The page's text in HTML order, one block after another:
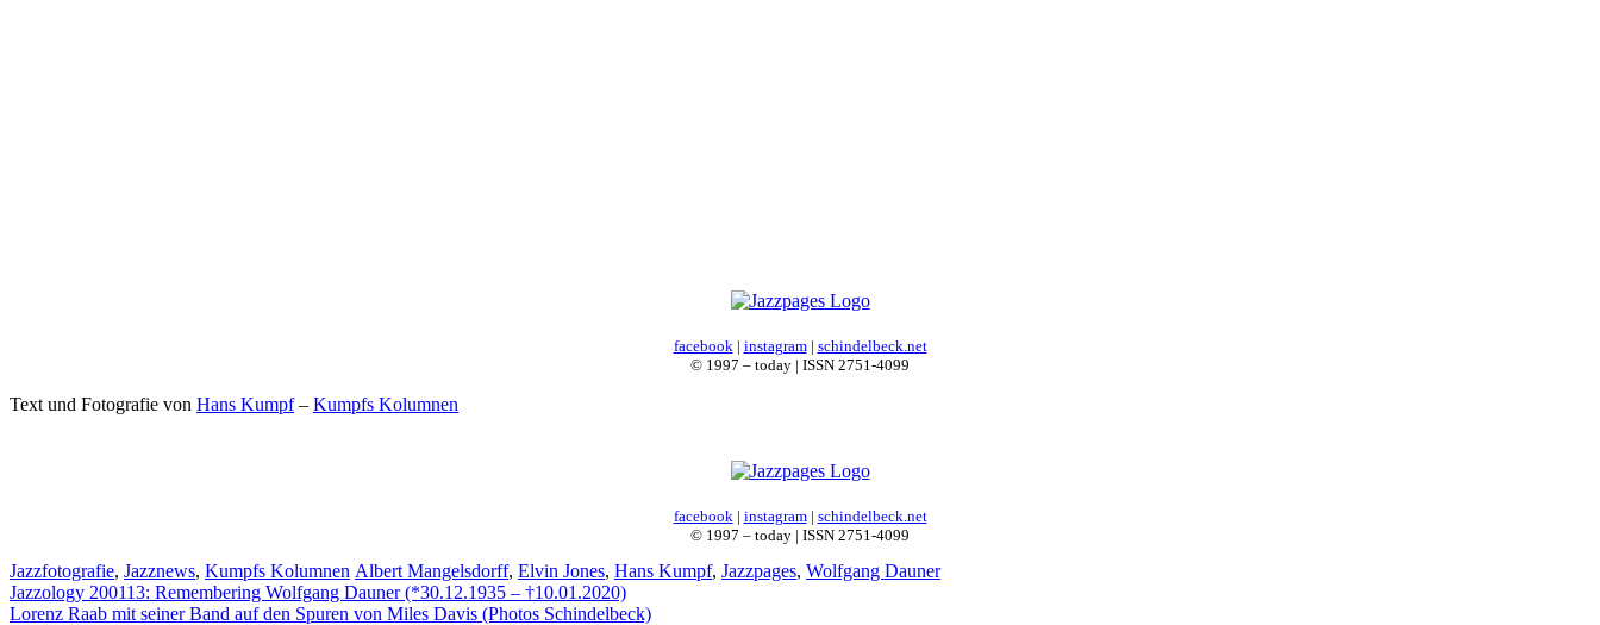
facebook | instagram| schindelbeck.net
© 1997 – today | ISSN 2751-4099
Text und Fotografie von Hans Kumpf– Kumpfs Kolumnen
facebook | instagram| schindelbeck.net
© 1997 – today | ISSN 2751-4099
Kategorien
Jazzfotografie, Jazznews, Kumpfs Kolumnen Schlagwörter
Albert Mangelsdorff, Elvin Jones, Hans Kumpf, Jazzpages, Wolfgang Dauner
Jazzology 200113: Remembering Wolfgang Dauner (*30.12.1935 – †10.01.2020)
Lorenz Raab mit seiner Band auf den Spuren von Miles Davis (Photos Schindelbeck)